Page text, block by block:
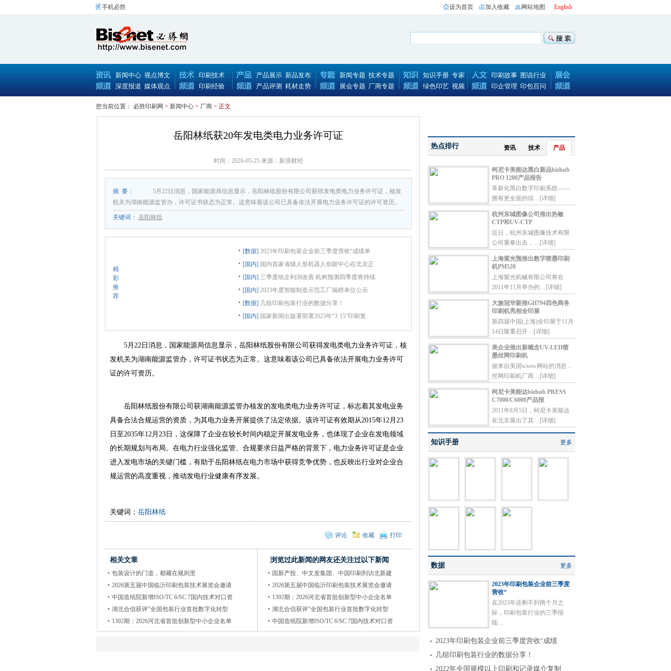
手机必胜 English
网站地图
加入收藏
设为首页
新闻中心 视点博文
深度报道 媒体观点
印刷技术
印刷经验
产品展示 新品发布
产品评测 耗材走势
新闻专题 技术专题
展会专题 厂商专题
知识手册 专家
绿色印艺 视频
印刷故事 图说行业
印企管理 印包百问
您当前位置： 必胜印刷网 > 新闻中心 > 厂商 > 正文
岳阳林纸获20年发电类电力业务许可证
时间：2026-05-25 来源：新浪财经
摘 要：
5月22日消息，国家能源局信息显示，岳阳林纸股份有限公司获得发电类电力业务许可证，核发
机关为湖南能源监管办，许可证书状态为正常。这意味着该公司已具备依法开展电力业务许可证的许可资历。
关键词： 岳阳林纸
精
彩
推
荐
[数据] 2023年印刷包装企业前三季度营收“成绩单
[国内] 国内首家省级人形机器人创新中心在北京正
[国内] 三季度纸企利润改善 机构预测四季度将持续
[国内] 2023年度智能制造示范工厂揭榜单位公示
[数据] 几组印刷包装行业的数据分享！
[国内] 国家新闻出版署部署2023年“3·15”印刷复
5月22日消息，国家能源局信息显示，岳阳林纸股份有限公司获得发电类电力业务许可证，核
发机关为湖南能源监管办，许可证书状态为正常。这意味着该公司已具备依法开展电力业务许可
证的许可资历。
岳阳林纸股份有限公司获湖南能源监管办核发的发电类电力业务许可证，标志着其发电业务
具备合法合规运营的资质，为其电力业务开展提供了法定依据。该许可证有效期从2015年12月23
日至2035年12月23日，这保障了企业在较长时间内稳定开展发电业务，也体现了企业在发电领域
的长期规划与布局。在电力行业强化监管、合规要求日益严格的背景下，电力业务许可证是企业
进入发电市场的关键门槛，有助于岳阳林纸在电力市场中获得竞争优势，也反映出行业对企业合
规运营的高度重视，推动发电行业健康有序发展。
关键词： 岳阳林纸
评论 收藏 打印
相关文章
包装设计的门道，都藏在规则里
2026第五届中国临沂印刷包装技术展览会邀请
中国造纸院新增ISO/TC 6/SC 7国内技术对口资
湖北合信获评“全国包装行业首批数字化转型
1392期：2026河北省首批创新型中小企业名单
浏览过此新闻的网友还关注过以下新闻
国新产投、中文发集团、中国印刷到访北新建
2026第五届中国临沂印刷包装技术展览会邀请
1392期：2026河北省首批创新型中小企业名单
湖北合信获评“全国包装行业首批数字化转型
中国造纸院新增ISO/TC 6/SC 7国内技术对口资
资讯 技术 产品
热点排行
柯尼卡美能达黑白新品bizhub
PRO 1200产品报告
革新化黑白数字印刷系统——
拥有更全面的综… [详细]
杭州东城图像公司推出热敏
CTP和UV-CTP
近日，杭州东城图像技术有限
公司重拳出击，… [详细]
上海紫光预推出数字喷墨印刷
机PM520
上海紫光机械有限公司将在
2011年11月举办的… [详细]
大族冠华新推GH794四色商务
印刷机亮相全印展
第四届中国(上海)全印展于11月
14日隆重召开… [详细]
美企业推出新概念UV-LED喷
墨丝网印刷机
据来自美国wxow网站的消息，
丝网印刷机厂商… [详细]
柯尼卡美能达bizhub PRESS
C7000/C6000产品报
2011年8月5日，柯尼卡美能达
在北京展出了其… [详细]
更多
知识手册
更多
数据
2023年印刷包装企业前三季度
营收“
在2023年还剩不到两个月之
际，印刷包装行业的三季报
陆…
2023年印刷包装企业前三季度营收“成绩
几组印刷包装行业的数据分享！
2022年全国规模以上印刷和记录媒介复制